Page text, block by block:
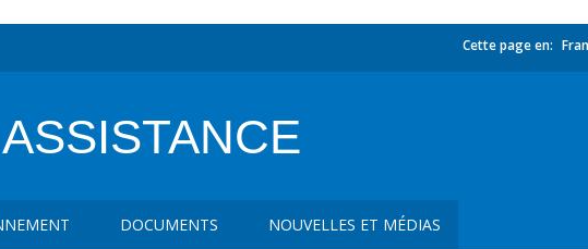
Cette page en:
DOCUMENTS NOUVELLES ET MÉDIAS